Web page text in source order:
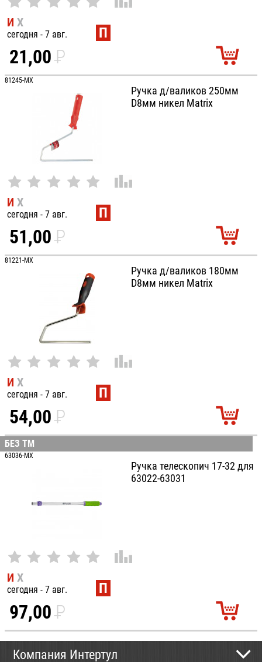
И Х
сегодня - 7 авг. П
21,00P
УБ.
81245-MX
Ручка д/валиков 250мм
D8мм никел Matrix
И Х
сегодня - 7 авг. П
51,00P
УБ.
81221-MX
Ручка д/валиков 180мм
D8мм никел Matrix
И Х
сегодня - 7 авг. П
54,00P
УБ.
БЕЗ ТМ
63036-MX
Ручка телескопич 17-32 для
63022-63031
И Х
сегодня - 7 авг. П
97,00P
УБ.
Компания Интертул